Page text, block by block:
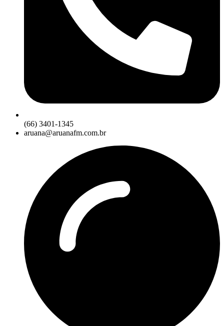
(66) 3401-1345
aruana@aruanafm.com.br